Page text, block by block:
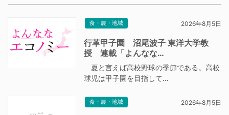
食・農・地域 2026年8月5日
行革甲子園 沼尾波子 東洋大学教
授 連載「よんなな…
夏と言えば高校野球の季節である。高校
球児は甲子園を目指して…
食・農・地域 2026年8月5日